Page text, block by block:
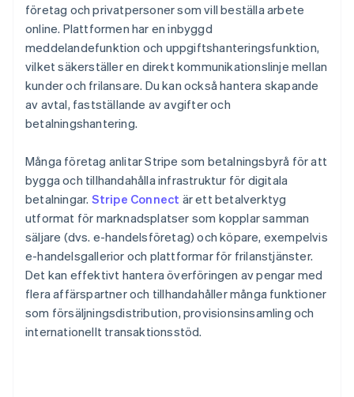
företag och privatpersoner som vill beställa arbete
online. Plattformen har en inbyggd
meddelandefunktion och uppgiftshanteringsfunktion,
vilket säkerställer en direkt kommunikationslinje mellan
kunder och frilansare. Du kan också hantera skapande
av avtal, fastställande av avgifter och
betalningshantering.
Många företag anlitar Stripe som betalningsbyrå för att
bygga och tillhandahålla infrastruktur för digitala
betalningar. Stripe Connect är ett betalverktyg
utformat för marknadsplatser som kopplar samman
säljare (dvs. e-handelsföretag) och köpare, exempelvis
e-handelsgallerior och plattformar för frilanstjänster.
Det kan effektivt hantera överföringen av pengar med
flera affärspartner och tillhandahåller många funktioner
som försäljningsdistribution, provisionsinsamling och
internationellt transaktionsstöd.